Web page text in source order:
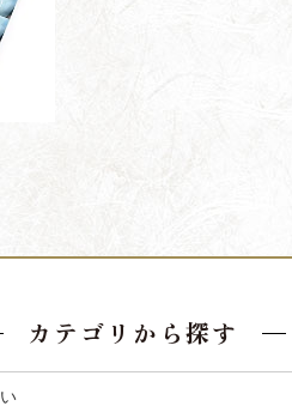
カテゴリから探す